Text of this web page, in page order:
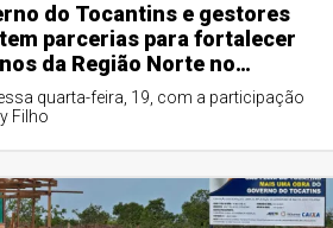
do Tocantins e gestores
parcerias para fortalecer
da Região Norte no
quarta-feira, 19, com a participação
Filho